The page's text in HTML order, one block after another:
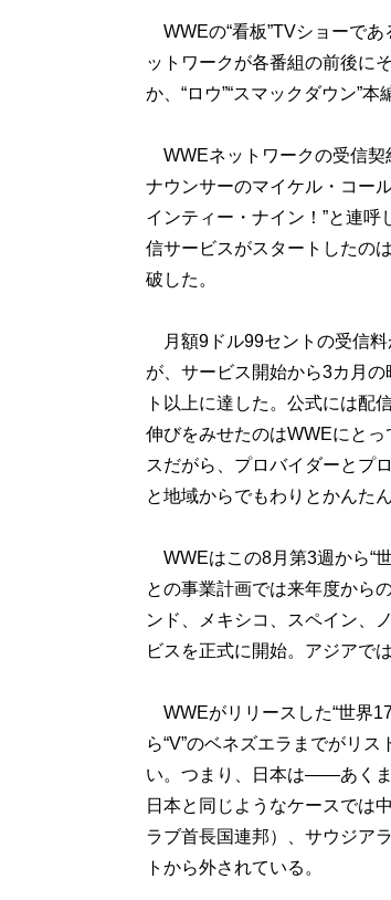
WWEの“看板”TVショーであ
ットワークが各番組の前後に
か、“ロウ”“スマックダウン”
WWEネットワークの受信契
ナウンサーのマイケル・コー
インティー・ナイン！”と連
信サービスがスタートしたの
破した。
月額9ドル99セントの受信料
が、サービス開始から3カ月
ト以上に達した。公式には配
伸びをみせたのはWWEにと
スだがら、プロバイダーとプ
と地域からでもわりとかんた
WWEはこの8月第3週から“
との事業計画では来年度から
ンド、メキシコ、スペイン、
ビスを正式に開始。アジアで
WWEがリリースした“世界
ら“V”のベネズエラまでがリ
い。つまり、日本は――あく
日本と同じようなケースでは
ラブ首長国連邦）、サウジア
トから外されている。